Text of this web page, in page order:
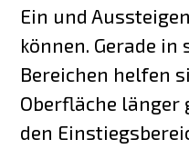
Ein und
können. Gerade
Bereichen helfen
Oberfläche länger
den